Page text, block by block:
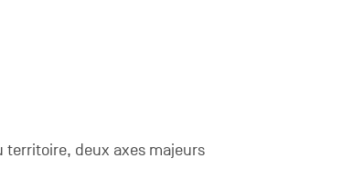
territoire, deux axes majeurs